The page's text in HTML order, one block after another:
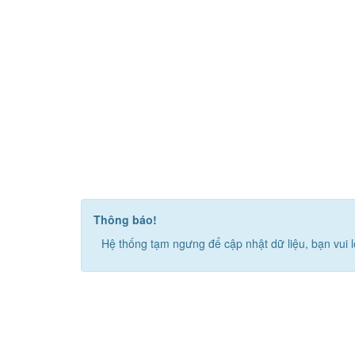
Thông báo!
Hệ thống tạm ngưng để cập nhật dữ liệu, bạn vui